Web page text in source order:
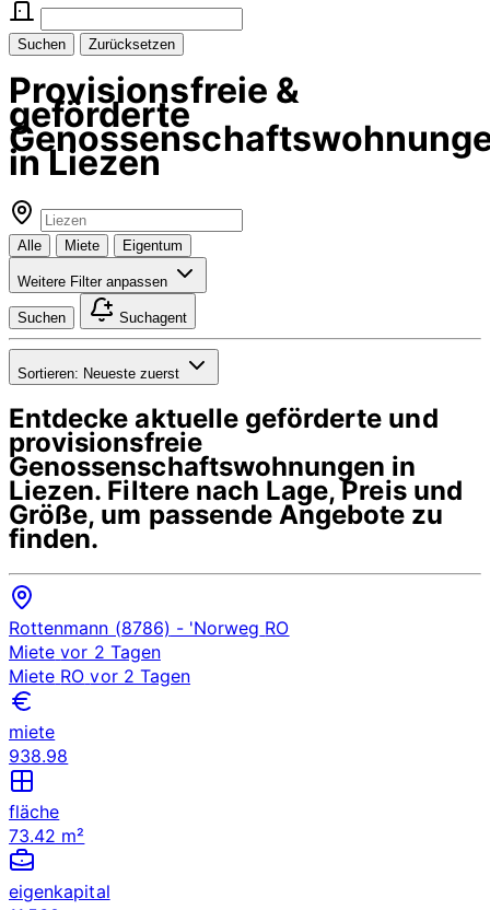
Suchen Zurücksetzen
Provisionsfreie &
geförderte
in Liezen
Alle Miete Eigentum
Weitere Filter anpassen
Suchen Suchagent
Sortieren: Neueste zuerst
Entdecke aktuelle geförderte und
provisionsfreie
Genossenschaftswohnungen in
Liezen. Filtere nach Lage, Preis und
Größe, um passende Angebote zu
finden.
Rottenmann (8786) - 'Norweg RO
Miete vor 2 Tagen
Miete RO vor 2 Tagen
miete
938.98
fläche
73.42 m²
eigenkapital